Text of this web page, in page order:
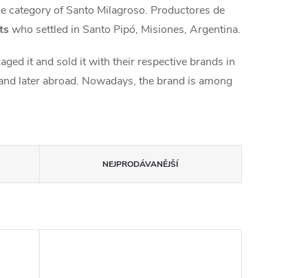
category of Santo Milagroso. Productores de
who settled in Santo Pipó, Misiones, Argentina.
it and sold it with their respective brands in
later abroad. Nowadays, the brand is among
NEJPRODÁVANĚJŠÍ